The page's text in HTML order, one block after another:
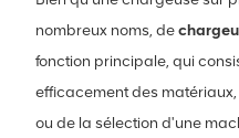
nombreux noms, de
fonction principale, qui
efficacement des
ou de la sélection d'une